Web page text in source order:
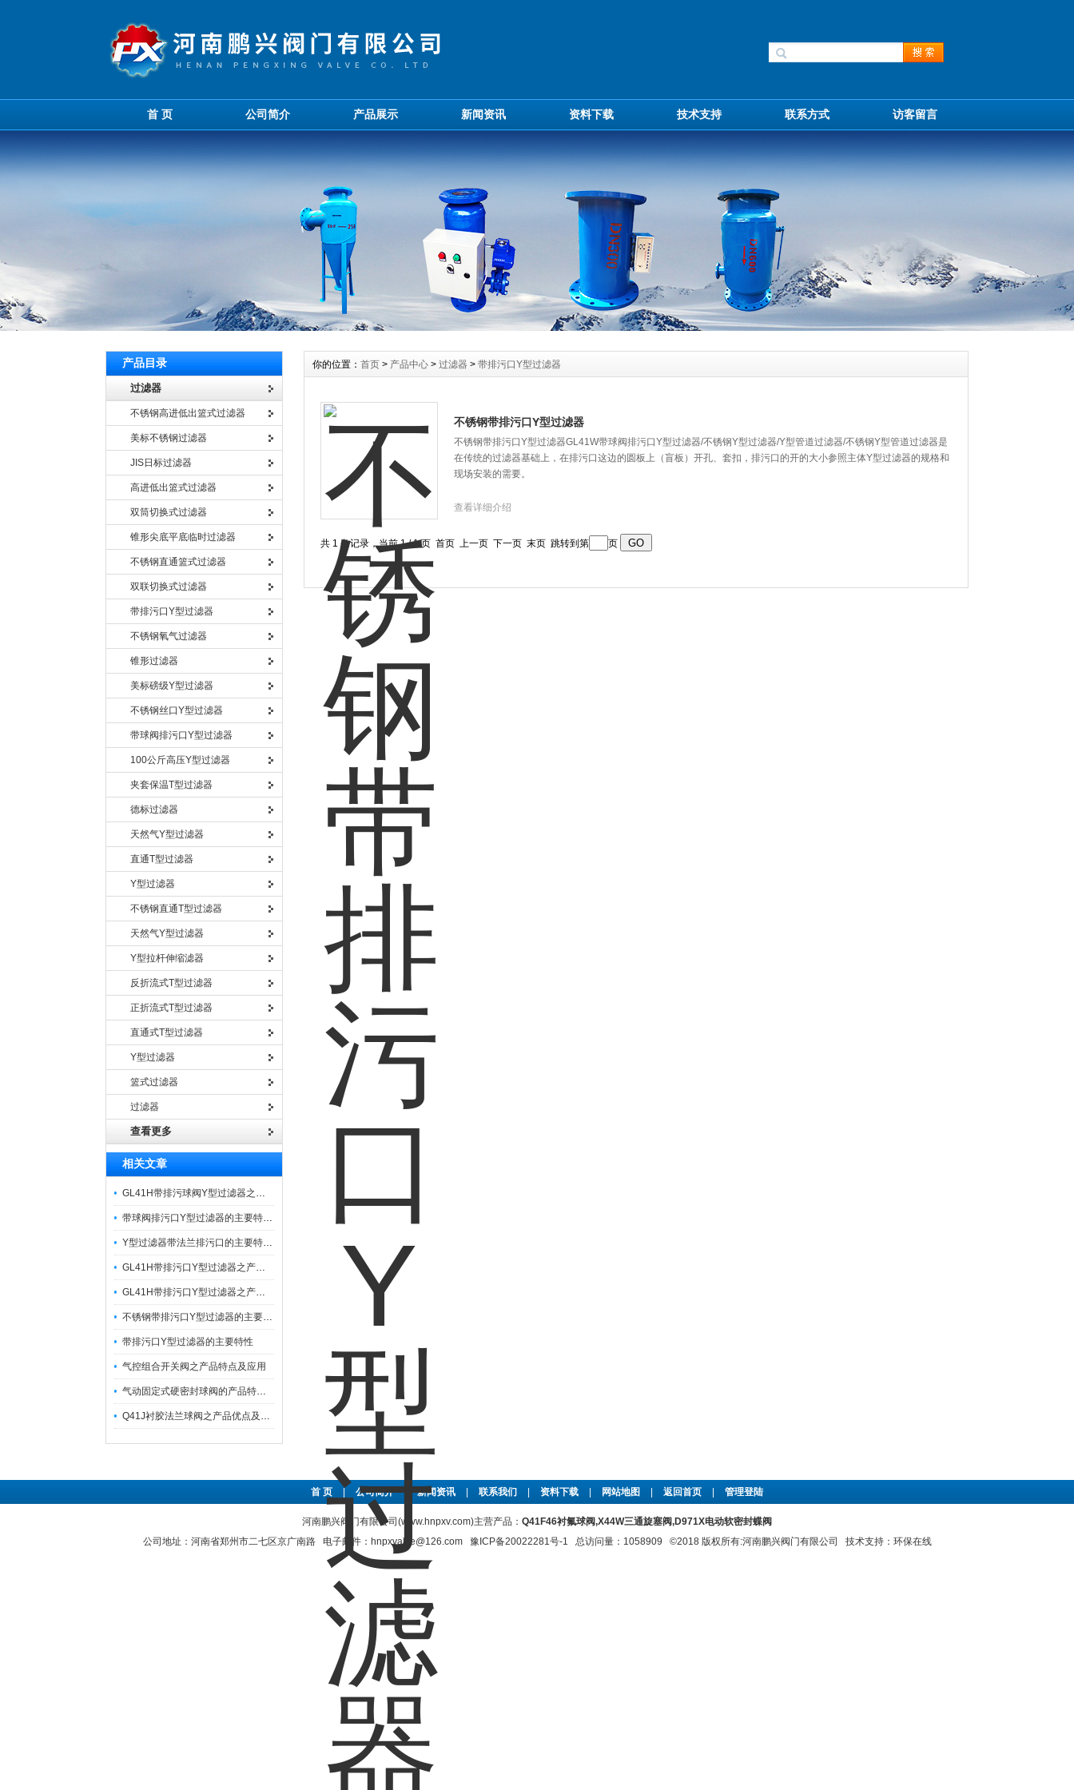
首 页 公司简介 产品展示 新闻资讯 资料下载 技术支持 联系方式 访客留言
产品目录
过滤器
不锈钢高进低出篮式过滤器
美标不锈钢过滤器
JIS日标过滤器
高进低出篮式过滤器
双筒切换式过滤器
锥形尖底平底临时过滤器
不锈钢直通篮式过滤器
双联切换式过滤器
带排污口Y型过滤器
不锈钢氧气过滤器
锥形过滤器
美标磅级Y型过滤器
不锈钢丝口Y型过滤器
带球阀排污口Y型过滤器
100公斤高压Y型过滤器
夹套保温T型过滤器
德标过滤器
天然气Y型过滤器
直通T型过滤器
Y型过滤器
不锈钢直通T型过滤器
天然气Y型过滤器
Y型拉杆伸缩滤器
反折流式T型过滤器
正折流式T型过滤器
直通式T型过滤器
Y型过滤器
篮式过滤器
过滤器
查看更多
相关文章
GL41H带排污球阀Y型过滤器之产品主要特性与分类应用
带球阀排污口Y型过滤器的主要特点及技术参数
Y型过滤器带法兰排污口的主要特点及分类说明
GL41H带排污口Y型过滤器之产品特性简介与应用
GL41H带排污口Y型过滤器之产品特点及其分类说明
不锈钢带排污口Y型过滤器的主要特性
带排污口Y型过滤器的主要特性
气控组合开关阀之产品特点及应用
气动固定式硬密封球阀的产品特点及性能技术参数
Q41J衬胶法兰球阀之产品优点及结构特点与外形尺寸
你的位置： 首页 > 产品中心 > 过滤器 > 带排污口Y型过滤器
不锈钢带排污口Y型过滤器
不锈钢带排污口Y型过滤器GL41W带球阀排污口Y型过滤器/不锈钢Y型过滤器/Y型管道过滤器/不锈钢Y型管道过滤器是
在传统的过滤器基础上，在排污口这边的圆板上（盲板）开孔、套扣，排污口的开的大小参照主体Y型过滤器的规格和
现场安装的需要。
查看详细介绍
共 1 条记录，当前 1 / 1 页 首页 上一页 下一页 末页 跳转到第 页
首 页 公司简介 | 新闻资讯 联系我们 资料下载 网站地图 返回首页 管理登陆
河南鹏兴阀门有限公司(www.hnpxv.com)主营产品： Q41F46衬氟球阀,X44W三通旋塞阀,D971X电动软密封蝶阀
公司地址：河南省郑州市二七区京广南路 电子邮件：hnpxvalve@126.com 豫ICP备20022281号-1 总访问量：1058909 ©2018 版权所有:河南鹏兴阀门有限公司 技术支持： 环保在线